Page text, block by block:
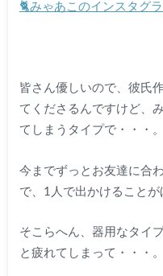
🐈みゃあこのインスタグ
皆さん優しいので、彼氏
てくださるんですけど、
てしまうタイプで・・・。
今までずっとお友達に合
で、1人で出かけることが
そこらへん、器用なタイ
と疲れてしまって・・・。